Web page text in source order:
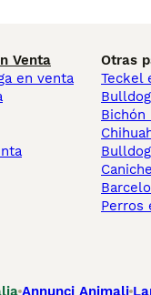
Venta
en venta
Otras
Teckel
Bichón
Perros
Annunci Animali